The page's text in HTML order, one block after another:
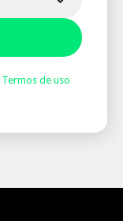
Termos de uso